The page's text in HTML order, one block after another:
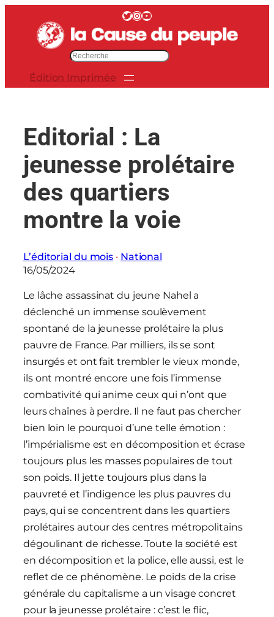
contenu
Twitter InstagramYouTube
e
r
Édition Imprimée
Editorial : La
jeunesse prolétaire
des quartiers
montre la voie
L’éditorial du mois · National
16/05/2024
Le lâche assassinat du jeune Nahel a
déclenché un immense soulèvement
spontané de la jeunesse prolétaire la plus
pauvre de France. Par milliers, ils se sont
insurgés et ont fait trembler le vieux monde,
ils ont montré encore une fois l’immense
combativité qui anime ceux qui n’ont que
leurs chaînes à perdre. Il ne faut pas chercher
bien loin le pourquoi d’une telle émotion :
l’impérialisme est en décomposition et écrase
toujours plus les masses populaires de tout
son poids. Il jette toujours plus dans la
pauvreté et l’indigence les plus pauvres du
pays, qui se concentrent dans les quartiers
prolétaires autour des centres métropolitains
dégoulinant de richesse. Toute la société est
en décomposition et la police, elle aussi, est le
reflet de ce phénomène. Le poids de la crise
générale du capitalisme a un visage concret
pour la jeunesse prolétaire : c’est le flic,